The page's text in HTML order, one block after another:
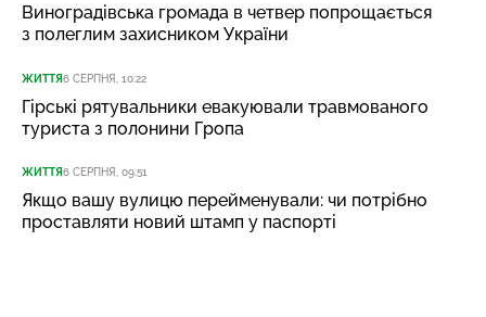
Виноградівська громада в четвер попрощається
з полеглим захисником України
ЖИТТЯ6 СЕРПНЯ, 10:22
Гірські рятувальники евакуювали травмованого
туриста з полонини Гропа
ЖИТТЯ6 СЕРПНЯ, 09:51
Якщо вашу вулицю перейменували: чи потрібно
проставляти новий штамп у паспорті